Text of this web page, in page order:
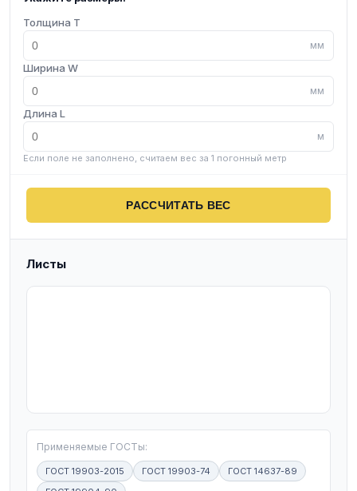
Толщина T
мм
Ширина W
мм
Длина L
м
Если поле не заполнено, считаем вес за 1 погонный метр
РАССЧИТАТЬ ВЕС
Листы
Применяемые ГОСТы:
ГОСТ 19903-2015 ГОСТ 19903-74
ГОСТ 14637-89